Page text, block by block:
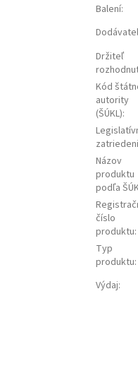
Balení:
Držiteľ
Kód
autority
(ŠÚKL):
Názov
produktu
podľa
číslo
produktu:
Typ
produktu:
Výdaj: